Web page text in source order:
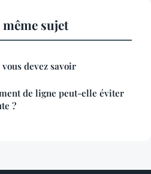
sujet
devez savoir
de ligne peut-elle éviter
?